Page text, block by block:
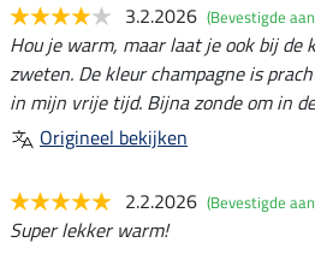
3.2.2026 (Bevestigde
Hou je warm, maar laat je ook bij de
zweten. De kleur champagne is
in mijn vrije tijd. Bijna zonde om in
Origineel bekijken
2.2.2026 (Bevestigde
Super lekker warm!